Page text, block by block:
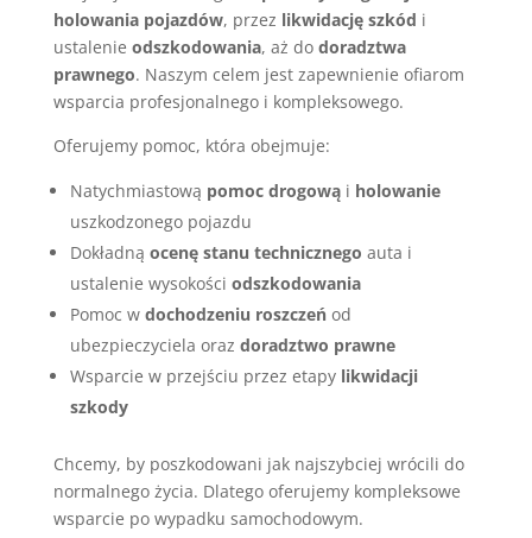
holowania pojazdów, przez likwidację szkód i
ustalenie odszkodowania, aż do doradztwa
prawnego. Naszym celem jest zapewnienie ofiarom
wsparcia profesjonalnego i kompleksowego.
Oferujemy pomoc, która obejmuje:
Natychmiastową pomoc drogowąi holowanie
uszkodzonego pojazdu
Dokładną ocenę stanu technicznego auta i
ustalenie wysokości odszkodowania
Pomoc w dochodzeniu roszczeńod
ubezpieczyciela oraz doradztwo prawne
Wsparcie w przejściu przez etapy likwidacji
szkody
Chcemy, by poszkodowani jak najszybciej wrócili do
normalnego życia. Dlatego oferujemy kompleksowe
wsparcie po wypadku samochodowym.